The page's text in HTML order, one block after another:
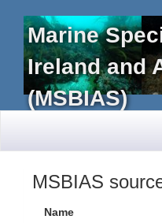
Marine
Ireland and
(MSBIAS)
MSBIAS
Name